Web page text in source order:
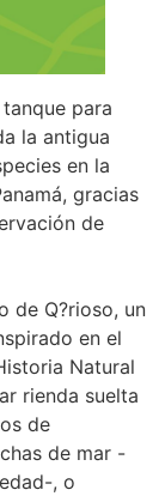
para
la antigua
en la
gracias
de
de Q?rioso, un
en el
Natural
rienda suelta
de
de mar -
, o